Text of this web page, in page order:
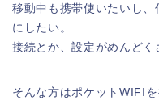
移動中も携帯使いたいし
にしたい。
接続とか、設定がめんど
そんな方はポケットWIFI